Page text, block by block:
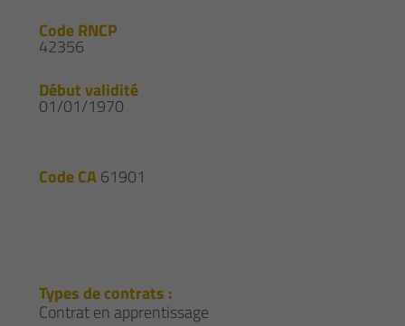
Code RNCP
42356
Début validité
01/01/1970
Code CA61901
Types de contrats :
Contrat en apprentissage